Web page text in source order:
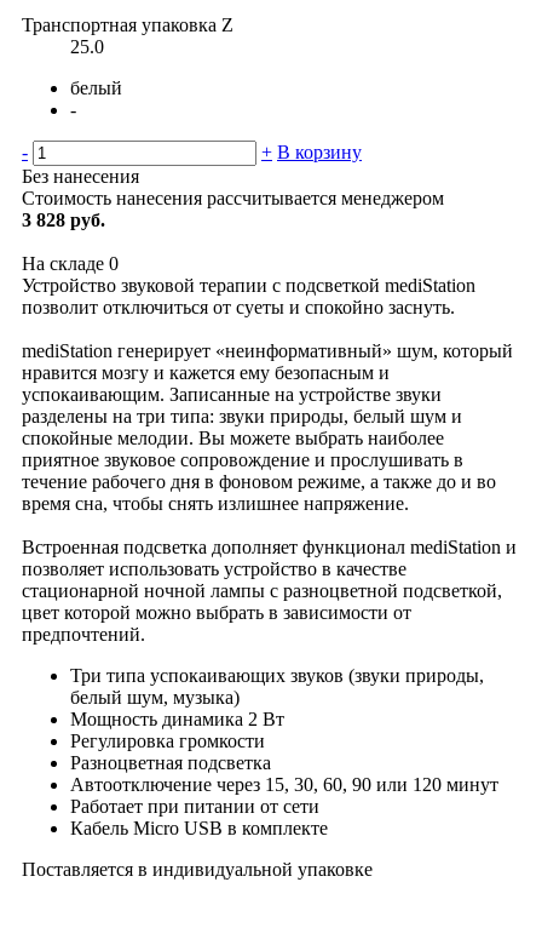
Транспортная упаковка Z
25.0
белый
-
- + В корзину
Без нанесения
Стоимость нанесения рассчитывается менеджером
3 828 руб.
На складе 0
Устройство звуковой терапии c подсветкой mediStation
позволит отключиться от суеты и спокойно заснуть.
mediStation генерирует «неинформативный» шум, который
нравится мозгу и кажется ему безопасным и
успокаивающим. Записанные на устройстве звуки
разделены на три типа: звуки природы, белый шум и
спокойные мелодии. Вы можете выбрать наиболее
приятное звуковое сопровождение и прослушивать в
течение рабочего дня в фоновом режиме, а также до и во
время сна, чтобы снять излишнее напряжение.
Встроенная подсветка дополняет функционал mediStation и
позволяет использовать устройство в качестве
стационарной ночной лампы с разноцветной подсветкой,
цвет которой можно выбрать в зависимости от
предпочтений.
Три типа успокаивающих звуков (звуки природы,
белый шум, музыка)
Мощность динамика 2 Вт
Регулировка громкости
Разноцветная подсветка
Автоотключение через 15, 30, 60, 90 или 120 минут
Работает при питании от сети
Кабель Micro USB в комплекте
Поставляется в индивидуальной упаковке